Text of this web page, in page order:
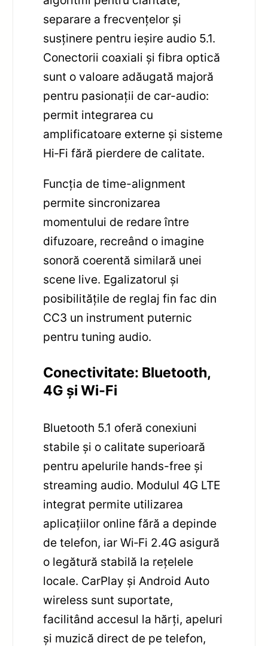
separare a frecvențelor și
susținere pentru ieșire audio 5.1.
Conectorii coaxiali și fibra optică
sunt o valoare adăugată majoră
pentru pasionații de car-audio:
permit integrarea cu
amplificatoare externe și sisteme
Hi‑Fi fără pierdere de calitate.
Funcția de time-alignment
permite sincronizarea
momentului de redare între
difuzoare, recreând o imagine
sonoră coerentă similară unei
scene live. Egalizatorul și
posibilitățile de reglaj fin fac din
CC3 un instrument puternic
pentru tuning audio.
Conectivitate: Bluetooth,
4G și Wi‑Fi
Bluetooth 5.1 oferă conexiuni
stabile și o calitate superioară
pentru apelurile hands-free și
streaming audio. Modulul 4G LTE
integrat permite utilizarea
aplicațiilor online fără a depinde
de telefon, iar Wi‑Fi 2.4G asigură
o legătură stabilă la rețelele
locale. CarPlay și Android Auto
wireless sunt suportate,
facilitând accesul la hărți, apeluri
și muzică direct de pe telefon,